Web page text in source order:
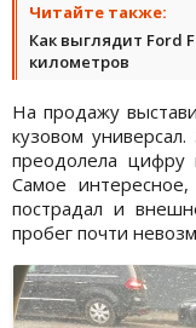
Читайте также:
Как выглядит Ford
километров
На продажу
кузовом
преодолела цифру
Самое
пострадал и
пробег почти